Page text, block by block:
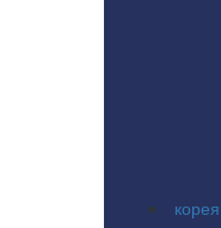
корея